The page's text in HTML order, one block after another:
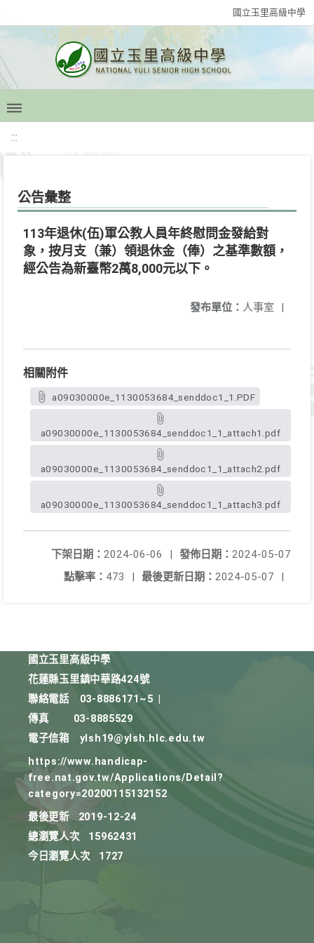
國立玉里高級中學
:::
公告彙整
113年退休(伍)軍公教人員年終慰問金發給對
象，按月支（兼）領退休金（俸）之基準數額，
經公告為新臺幣2萬8,000元以下。
發布單位： 人事室 |
相關附件
a09030000e_1130053684_senddoc1_1.PDF
a09030000e_1130053684_senddoc1_1_attach1.pdf
a09030000e_1130053684_senddoc1_1_attach2.pdf
a09030000e_1130053684_senddoc1_1_attach3.pdf
發佈日期： 2024-05-07
下架日期： 2024-06-06
|
最後更新日期： 2024-05-07 |
點擊率： 473 |
國立玉里高級中學
花蓮縣玉里鎮中華路424號
聯絡電話
03-8886171~5
傳真
03-8885529
電子信箱
ylsh19@ylsh.hlc.edu.tw
https://www.handicap-
free.nat.gov.tw/Applications/Detail?
category=20200115132152
最後更新
2019-12-24
總瀏覽人次
15962431
今日瀏覽人次
1727